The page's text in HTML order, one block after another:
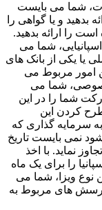
شما می بایست
و یا گواهی را
را ارائه بدهید.
شما می
یا یکی از بانک های
امور مربوط می
شما می
شما را در این
کردن این
سرمایه گذاری که
نمی بایست تاریخ
نماید. با اخذ
را برای یک ماه
ویزا، شما می
پرسش های مربوط به